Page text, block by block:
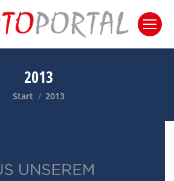
2013
Sie befinden sich hier:
Start 2013